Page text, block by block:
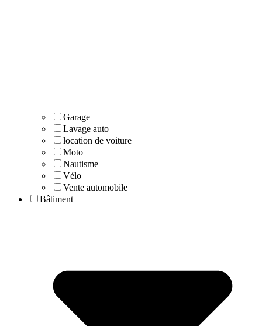
Garage
Lavage auto
location de voiture
Moto
Nautisme
Vélo
Vente automobile
Bâtiment